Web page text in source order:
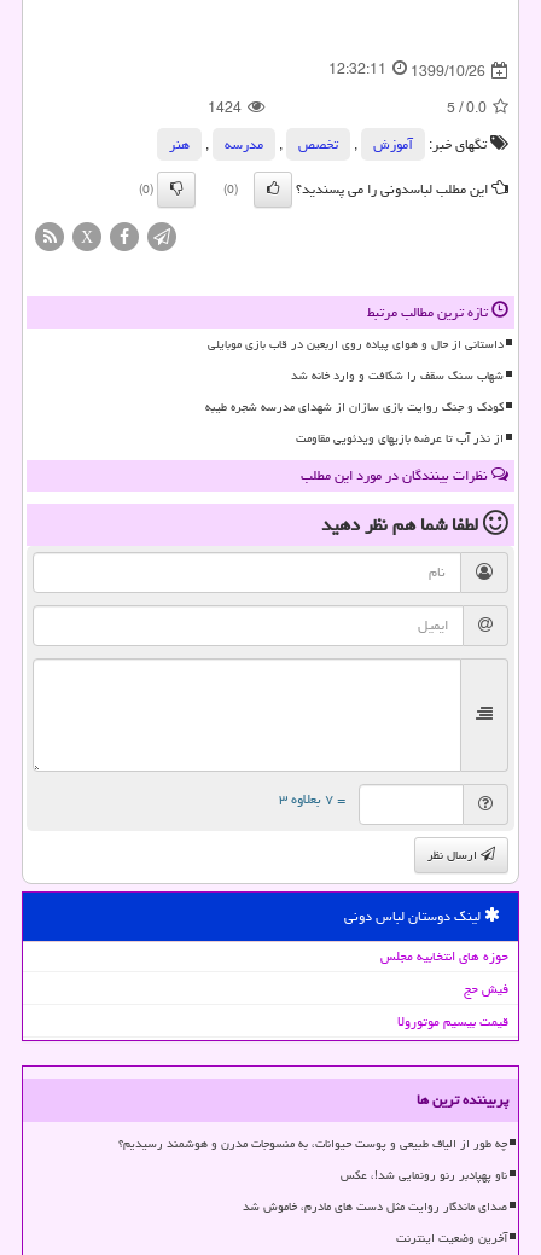
1399/10/26
12:32:11
0.0
/
5
1424
تگهای خبر:
آموزش , تخصص , مدرسه ,
هنر
این مطلب لباسدونی را می پسندید؟
(0)
(0)
X
تازه ترین مطالب مرتبط
داستانی از حال و هوای پیاده روی اربعین در قاب بازی موبایلی
شهاب سنگ سقف را شکافت و وارد خانه شد
کودک و جنگ روایت بازی سازان از شهدای مدرسه شجره طیبه
از نذر آب تا عرضه بازیهای ویدئویی مقاومت
نظرات بینندگان در مورد این مطلب
لطفا شما همنظر دهید
= ۷ بعلاوه ۳
ارسال نظر
لینک دوستان لباس دونی
حوزه های انتخابیه مجلس
فیش حج
قیمت بیسیم موتورولا
پربیننده ترین ها
چه طور از الیاف طبیعی و پوست حیوانات، به منسوجات مدرن و هوشمند رسیدیم؟
ناو پهپادبر رنو رونمایی شد!، عکس
صدای ماندگار روایت مثل دست های مادرم، خاموش شد
آخرین وضعیت اینترنت